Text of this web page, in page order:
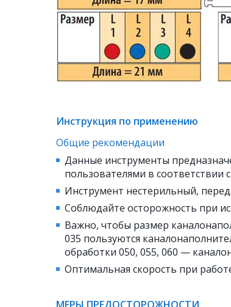
Инструкция по применению
Общие рекомендации
Данные инструменты
пользователями в соответствии
Инструмент нестерильный,
Соблюдайте осторожность при
Важно, чтобы размер
035 пользуются
обработки 050, 055, 060 —
Оптимальная скорость при